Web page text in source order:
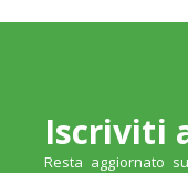
Iscriviti
Resta aggiornato